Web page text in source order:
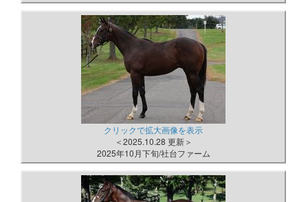
クリックで拡大画像を表示
＜2025.10.28 更新＞
2025年10月下旬/社台ファーム